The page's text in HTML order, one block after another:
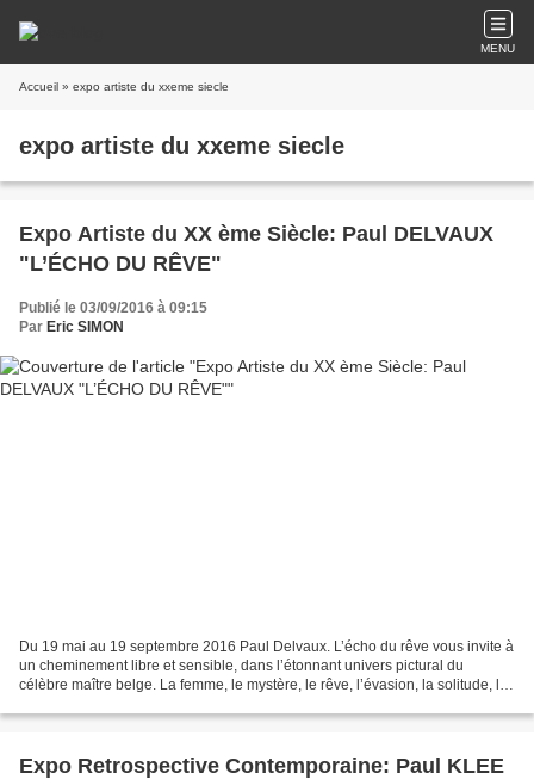
MENU
Accueil » expo artiste du xxeme siecle
expo artiste du xxeme siecle
Expo Artiste du XX ème Siècle: Paul DELVAUX
"L’ÉCHO DU RÊVE"
Publié le 03/09/2016 à 09:15
Par Eric SIMON
Du 19 mai au 19 septembre 2016 Paul Delvaux. L’écho du rêve vous invite à
un cheminement libre et sensible, dans l’étonnant univers pictural du
célèbre maître belge. La femme, le mystère, le rêve, l’évasion, la solitude, la
Expo Retrospective Contemporaine: Paul KLEE